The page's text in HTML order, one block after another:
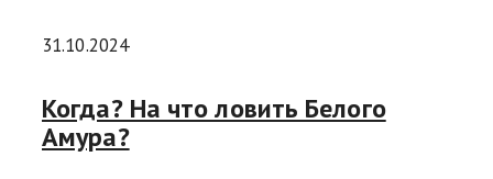
31.10.2024
Когда? На что ловить Белого
Амура?